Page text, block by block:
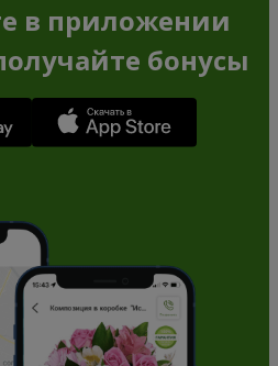
в приложении
бонусы